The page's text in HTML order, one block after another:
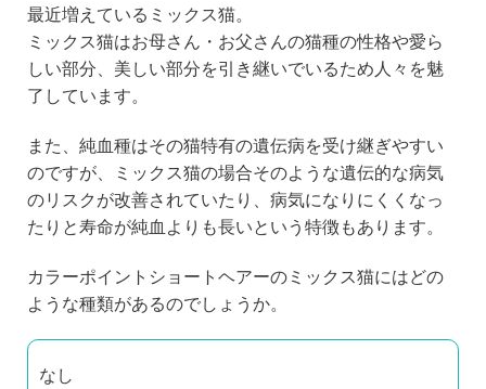
最近増えているミックス猫。
ミックス猫はお母さん・お父さんの猫種の性格や愛ら
しい部分、美しい部分を引き継いでいるため人々を魅
了しています。
また、純血種はその猫特有の遺伝病を受け継ぎやすい
のですが、ミックス猫の場合そのような遺伝的な病気
のリスクが改善されていたり、病気になりにくくなっ
たりと寿命が純血よりも長いという特徴もあります。
カラーポイントショートヘアーのミックス猫にはどの
ような種類があるのでしょうか。
なし